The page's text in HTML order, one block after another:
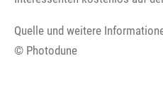
Quelle und weitere
© Photodune